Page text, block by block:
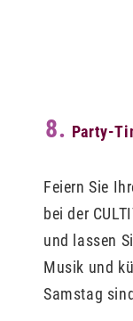
8. Party-
Feiern Sie
bei der
und lassen
Musik und
Samstag